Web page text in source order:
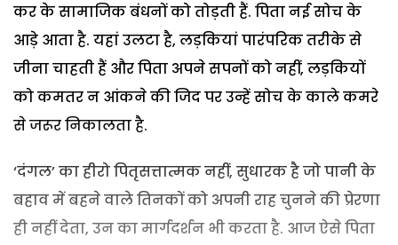
कर के सामाजिक बंधनों को तोड़ती हैं. पिता नई सोच के
आड़े आता है. यहां उलटा है, लड़कियां पारंपरिक तरीके से
जीना चाहती हैं और पिता अपने सपनों को नहीं, लड़कियों
को कमतर न आंकने की जिद पर उन्हें सोच के काले कमरे
से जरूर निकालता है.
‘दंगल’ का हीरो पितृसत्तात्मक नहीं, सुधारक है जो पानी के
बहाव में बहने वाले तिनकों को अपनी राह चुनने की प्रेरणा
ही नहीं देता, उन का मार्गदर्शन भी करता है. आज ऐसे पिता